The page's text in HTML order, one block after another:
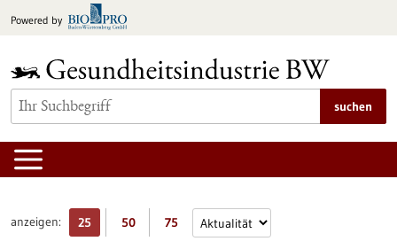
Inhalt
Powered by
suchen
anzeigen: 25 50 75